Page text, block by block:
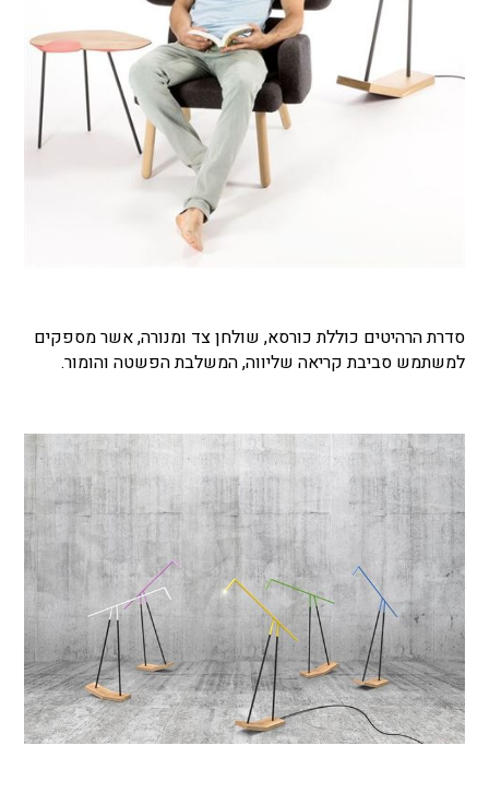
סדרת הרהיטים כוללת כורסא, שולחן צד ומנורה, אשר מספקים
למשתמש סביבת קריאה שליווה, המשלבת הפשטה והומור.